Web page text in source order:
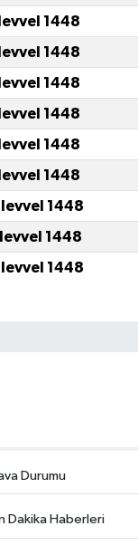
1448
1448
1448
1448
1448
1448
1448
1448
1448
Durumu
Dakika Haberleri